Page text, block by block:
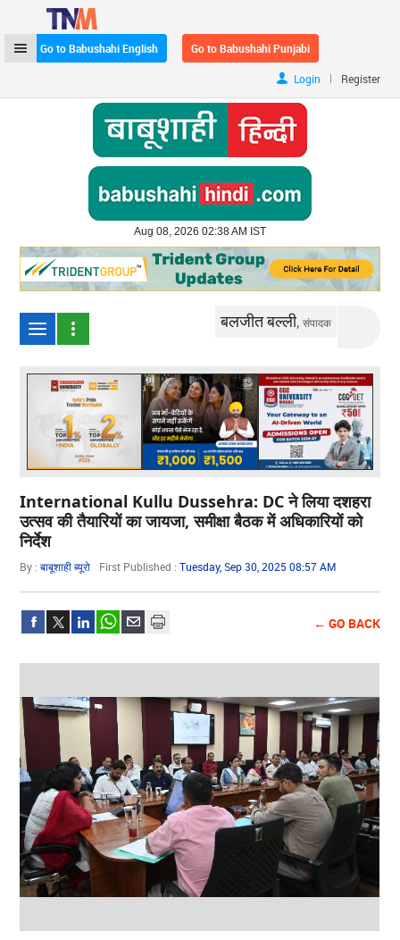
Go to Babushahi English Go to Babushahi Punjabi
Login | Register
Aug 08, 2026 02:38 AM IST
बलजीत बल्ली,संपादक
International Kullu Dussehra: DC ने लिया दशहरा
उत्सव की तैयारियों का जायजा, समीक्षा बैठक में अधिकारियों को
निर्देश
By :बाबूशाही ब्यूरो First Published :Tuesday, Sep 30, 2025 08:57 AM
← GO BACK